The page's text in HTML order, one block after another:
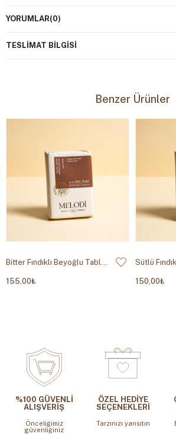
Alerjen
Tüketim Tarihi (TETT)
Firma
Adres:
Zafer Mahallesi Doğan Araslı
Sokak No: 4 Esenyurt
30 30 Faks : +90 212 620 00
www.melodi.com.tr İşletme
000994
YORUMLAR(0)
TESLIMAT BILGISI
Benzer Ürünler
Bitter Fındıklı Beyoğlu Tablet Çikolatası 60g
155,00₺ 150,00₺
%100 GÜVENLİ
ALIŞVERİŞ
Önceliğimiz
güvenliğiniz
ÖZEL HEDİYE
SEÇENEKLERİ
Tarzınızı yansıtın